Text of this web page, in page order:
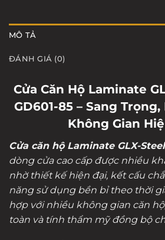
MÔ TẢ
ĐÁNH GIÁ (0)
Cửa Căn Hộ Laminate
GD601-85 – Sang
Không Gian
Cửa căn hộ Laminate GLX-Steel
dòng cửa cao cấp được nhiều
nhờ thiết kế hiện đại, kết cấu
năng sử dụng bền bỉ theo thời
hợp với nhiều không gian căn
toàn và tính thẩm mỹ đồng bộ